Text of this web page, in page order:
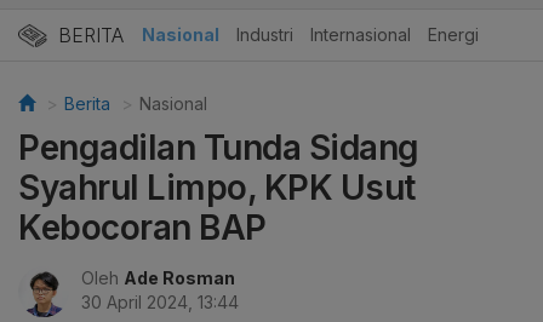
BERITA Nasional Industri Internasional Energi
Berita Nasional
Pengadilan Tunda Sidang
Syahrul Limpo, KPK Usut
Kebocoran BAP
Oleh Ade Rosman
30 April 2024, 13:44